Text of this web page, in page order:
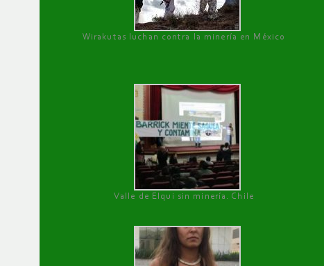
Wirakutas luchan contra la minería en México
Valle de Elqui sin minería. Chile